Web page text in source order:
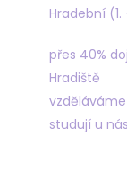
Hradební
přes 40%
Hradiště
studují u